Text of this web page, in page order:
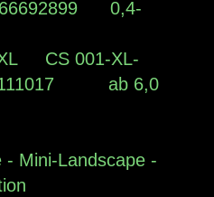
0,4-
XL CS 001-XL-
ab 6,0
- Mini-Landscape -